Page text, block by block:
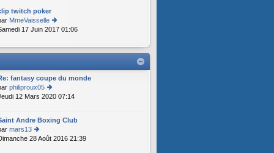
e
s
s
a
e
er
ni
er
e
s
g
e
ult
er
le
er
er
m
e
s
g
e
twitch poker
MmeVaisselle
o
s
le
d
er
er
m
s
17 Juin 2017 01:06
fantasy coupe du monde
philiproux05
o
ult
le
12 Mars 2020 07:14
Andre Boxing Club
mars13
o
28 Août 2016 21:39